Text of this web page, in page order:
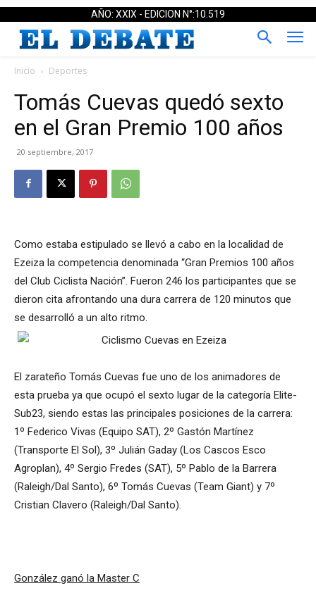
AÑO: XXIX - EDICION N°:10.519
Inicio Deportes
Tomás Cuevas quedó sexto
en el Gran Premio 100 años
20 septiembre, 2017
Como estaba estipulado se llevó a cabo en la localidad de
Ezeiza la competencia denominada “Gran Premios 100 años
del Club Ciclista Nación”. Fueron 246 los participantes que se
dieron cita afrontando una dura carrera de 120 minutos que
se desarrolló a un alto ritmo.
El zarateño Tomás Cuevas fue uno de los animadores de
esta prueba ya que ocupó el sexto lugar de la categoría Elite-
Sub23, siendo estas las principales posiciones de la carrera:
1º Federico Vivas (Equipo SAT), 2º Gastón Martínez
(Transporte El Sol), 3º Julián Gaday (Los Cascos Esco
Agroplan), 4º Sergio Fredes (SAT), 5º Pablo de la Barrera
(Raleigh/Dal Santo), 6º Tomás Cuevas (Team Giant) y 7º
Cristian Clavero (Raleigh/Dal Santo).
González ganó la Master C